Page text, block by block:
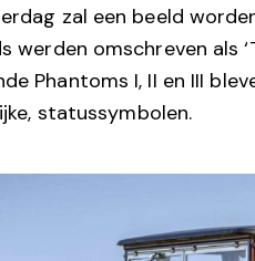
zal een beeld
werden omschreven als
Phantoms I, II en III
statussymbolen.